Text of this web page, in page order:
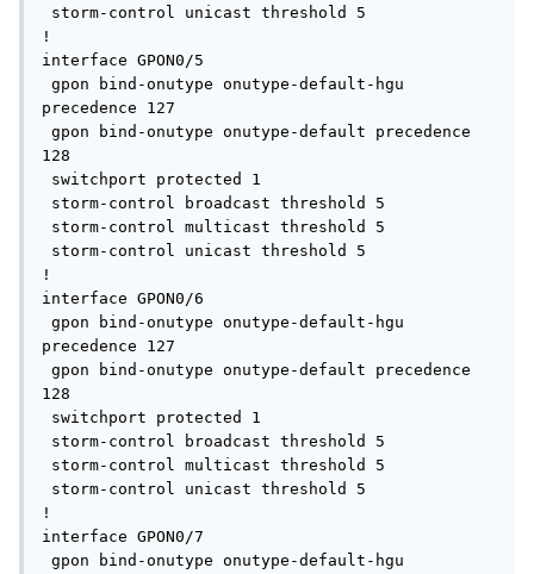
storm-control unicast threshold 5
!
interface GPON0/5
gpon bind-onutype onutype-default-hgu
precedence 127
gpon bind-onutype onutype-default precedence
128
switchport protected 1
storm-control broadcast threshold 5
storm-control multicast threshold 5
storm-control unicast threshold 5
!
interface GPON0/6
gpon bind-onutype onutype-default-hgu
precedence 127
gpon bind-onutype onutype-default precedence
128
switchport protected 1
storm-control broadcast threshold 5
storm-control multicast threshold 5
storm-control unicast threshold 5
!
interface GPON0/7
gpon bind-onutype onutype-default-hgu